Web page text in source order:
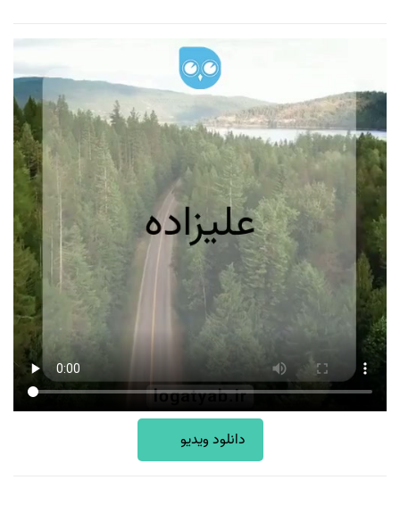
دانلود ویدیو